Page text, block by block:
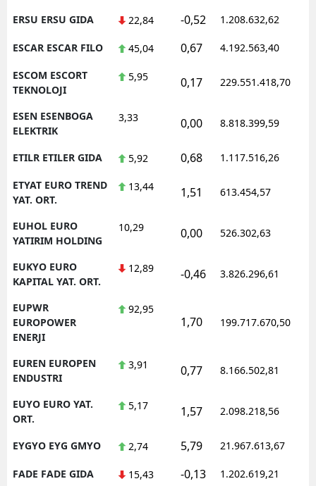
ERSU ERSU GIDA 22,84 -0,52 1.208.632,62
ESCAR ESCAR FILO 45,04 0,67 4.192.563,40
ESCOM ESCORT
TEKNOLOJI
5,95 0,17 229.551.418,70
ESEN ESENBOGA
ELEKTRIK
3,33 0,00 8.818.399,59
ETILR ETILER GIDA 5,92 0,68 1.117.516,26
ETYAT EURO TREND
YAT. ORT.
13,44 1,51 613.454,57
EUHOL EURO
YATIRIM HOLDING
10,29 0,00 526.302,63
EUKYO EURO
KAPITAL YAT. ORT.
12,89 -0,46 3.826.296,61
EUPWR
EUROPOWER
ENERJI
92,95
1,70 199.717.670,50
EUREN EUROPEN
ENDUSTRI
3,91 0,77 8.166.502,81
EUYO EURO YAT.
ORT.
5,17 1,57 2.098.218,56
EYGYO EYG GMYO 2,74 5,79 21.967.613,67
FADE FADE GIDA 15,43 -0,13 1.202.619,21